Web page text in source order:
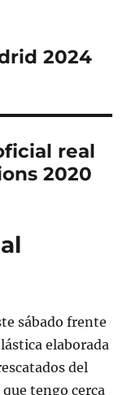
2024
real
2020
sábado frente
elaborada
del
tengo cerca